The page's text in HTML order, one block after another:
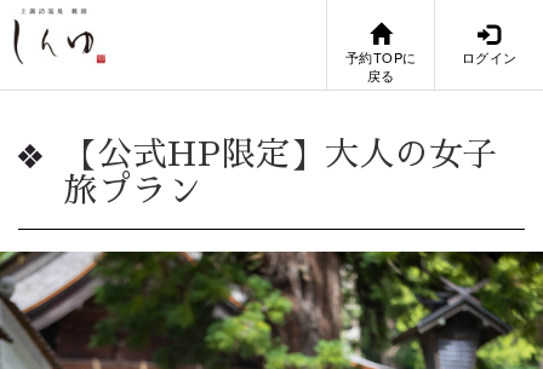
予約TOPに
戻る
ログイン
【公式HP限定】大人の女子
旅プラン